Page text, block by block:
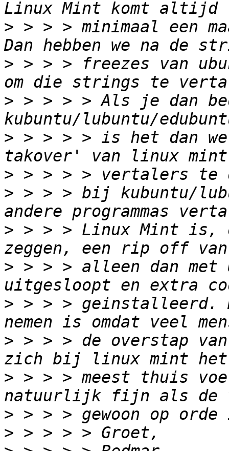
> > > > minimaal een
> > > > freezes van
> > > > > Als je dan
> > > > > is het dan
>
> > > > bij kubuntu/
> > > > Linux Mint is,
> > > > alleen dan
> > > > geinstalleerd.
> > > > de overstap
> > > > meest thuis
>
>